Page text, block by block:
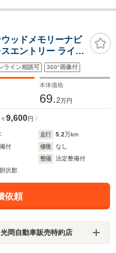
ッドメモリーナビ
エントリー ライト
アミラー 社外ドラ
ライト オートハイ
ライン相談可 360°画像付
本体価格
69.2万円
9,600円
走行 5.2万km
付 修復
なし
整備
法定整備付
沢郡
依頼
岡自動車販売特約店